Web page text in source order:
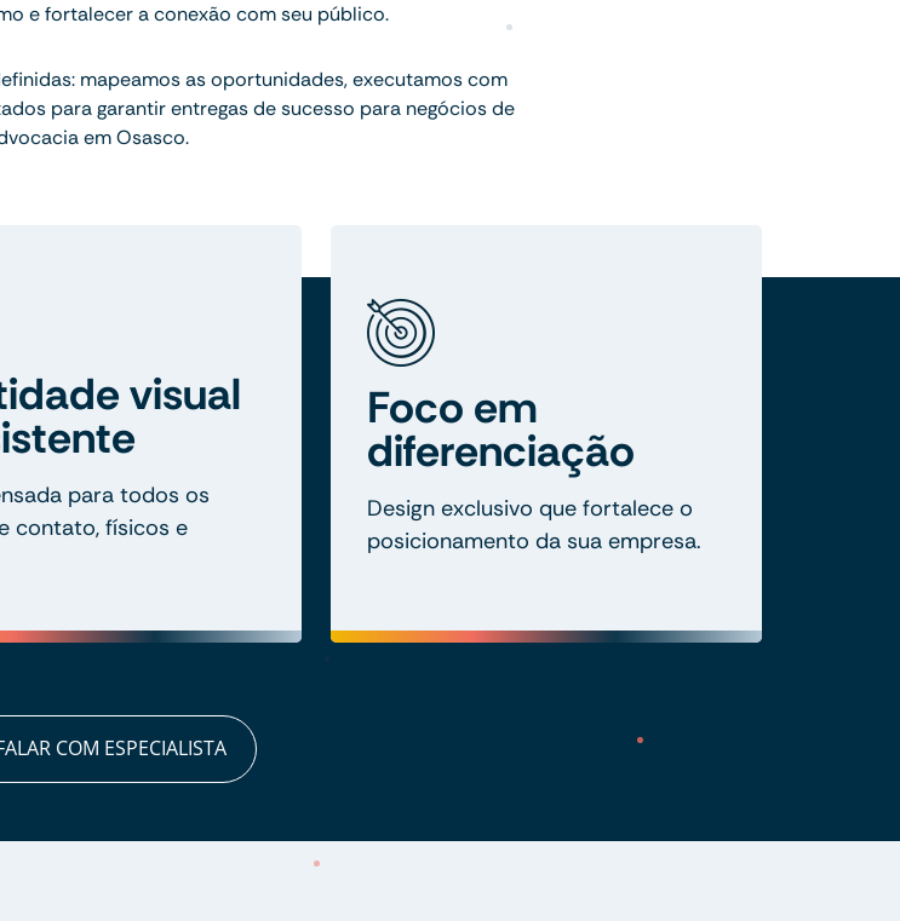
e fortalecer a conexão com seu público.
mapeamos as oportunidades, executamos com
para garantir entregas de sucesso para negócios de
em Osasco.
visual
para todos os
contato, físicos e
Foco em
diferenciação
Design exclusivo que fortalece o
posicionamento da sua empresa.
COM ESPECIALISTA